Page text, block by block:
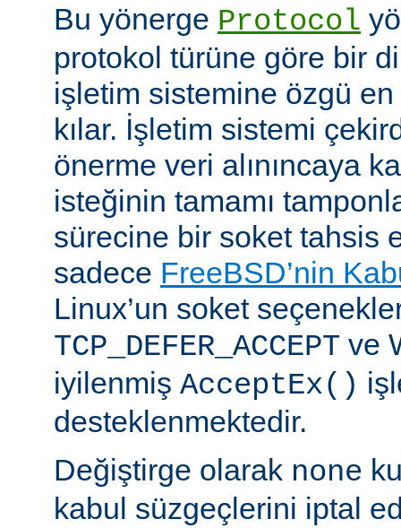
Bu yönerge Protocol
protokol türüne göre bir
işletim sistemine özgü
kılar. İşletim sistemi
önerme veri alınıncaya
isteğinin tamamı
sürecine bir soket tahsis
sadece FreeBSD’nin
Linux’un soket
TCP_DEFER_ACCEPT ve
iyilenmiş AcceptEx()
desteklenmektedir.
Değiştirge olarak none
kabul süzgeçlerini iptal